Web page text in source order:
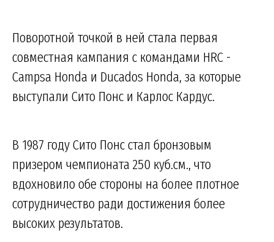
Поворотной точкой в ней стала первая
совместная кампания с командами HRC -
Campsa Honda и Ducados Honda, за которые
выступали Сито Понс и Карлос Кардус.
В 1987 году Сито Понс стал бронзовым
призером чемпионата 250 куб.см., что
вдохновило обе стороны на более плотное
сотрудничество ради достижения более
высоких результатов.